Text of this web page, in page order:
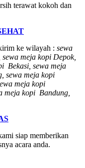
terawat kokoh dan
ke wilayah : sewa
meja kopi Depok,
Bekasi, sewa meja
sewa meja kopi
meja kopi
meja kopi Bandung,
siap memberikan
acara anda.